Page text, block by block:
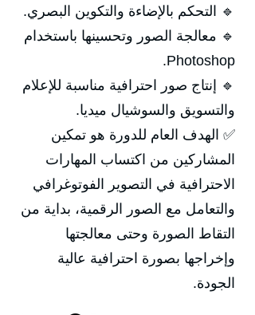
🔹 التحكم بالإضاءة والتكوين البصري.
🔹 معالجة الصور وتحسينها باستخدام
Photoshop.
🔹 إنتاج صور احترافية مناسبة للإعلام
والتسويق والسوشيال ميديا.
✅ الهدف العام للدورة هو تمكين
المشاركين من اكتساب المهارات
الاحترافية في التصوير الفوتوغرافي
والتعامل مع الصور الرقمية، بداية من
التقاط الصورة وحتى معالجتها
وإخراجها بصورة احترافية عالية
الجودة.